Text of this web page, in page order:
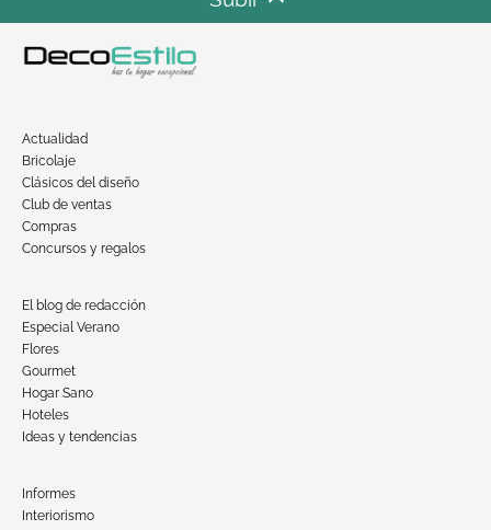
Actualidad
Bricolaje
Clásicos del diseño
Club de ventas
Compras
Concursos y regalos
El blog de redacción
Especial Verano
Flores
Gourmet
Hogar Sano
Hoteles
Ideas y tendencias
Informes
Interiorismo